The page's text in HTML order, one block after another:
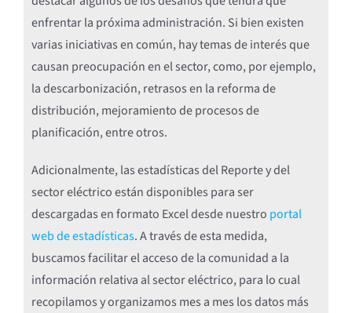
enfrentar la próxima administración. Si bien existen
varias iniciativas en común, hay temas de interés que
causan preocupación en el sector, como, por ejemplo,
la descarbonización, retrasos en la reforma de
distribución, mejoramiento de procesos de
planificación, entre otros.
Adicionalmente, las estadísticas del Reporte y del
sector eléctrico están disponibles para ser
descargadas en formato Excel desde nuestro portal
web de estadísticas. A través de esta medida,
buscamos facilitar el acceso de la comunidad a la
información relativa al sector eléctrico, para lo cual
recopilamos y organizamos mes a mes los datos más